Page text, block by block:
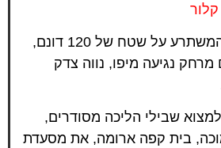
פארק מטורף המשתרע על שטח של 120 דונם,
נגיעה מיפו, נווה צדק
שבילי הליכה מסודרים,
בית קפה ארומה, את מסעדת